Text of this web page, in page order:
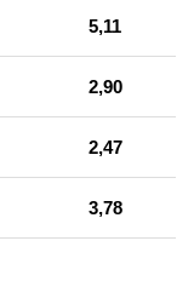
5,11
2,90
2,47
3,78